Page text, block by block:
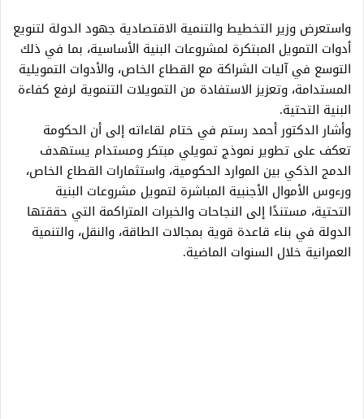
واستعرض وزير التخطيط والتنمية الاقتصادية جهود الدولة لتنويع
أدوات التمويل المبتكرة لمشروعات البنية الأساسية، بما في ذلك
التوسع في آليات الشراكة مع القطاع الخاص، والأدوات التمويلية
المستدامة، وتعزيز الاستفادة من التمويلات التنموية لرفع كفاءة
البنية التحتية.
وأشار الدكتور أحمد رستم في ختام لقاءاته إلى أن الحكومة
تعكف على تطوير نموذج تمويلي مبتكر ومستدام يستهدف
الدمج الذكي بين الموارد الحكومية، واستثمارات القطاع الخاص،
ورءوس الأموال الأجنبية المباشرة لتمويل مشروعات البنية
التحتية، مستندًا إلى النجاحات والخبرات المتراكمة التي حققتها
الدولة في بناء قاعدة قوية بمجالات الطاقة، والنقل، والتنمية
العمرانية خلال السنوات الماضية.